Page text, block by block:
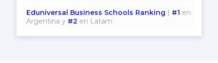
Eduniversal Business Schools Ranking #1 en
Argentina y #2 en Latam